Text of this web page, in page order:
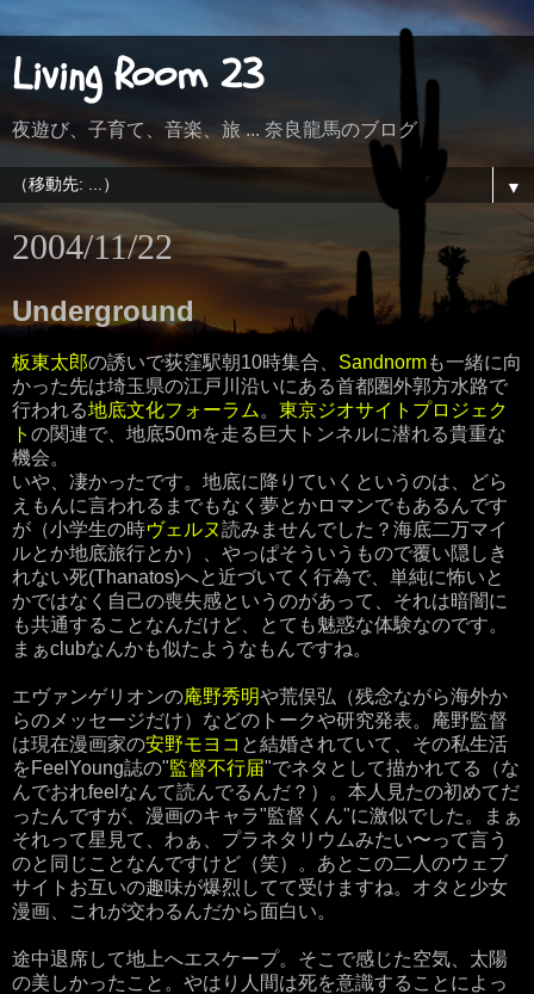
Living Room 23
夜遊び、子育て、音楽、旅 ... 奈良龍馬のブログ
▼
2004/11/22
Underground
板東太郎の誘いで荻窪駅朝10時集合、 Sandnormも一緒に向
かった先は埼玉県の江戸川沿いにある首都圏外郭方水路で
行われる地底文化フォーラム 。 東京ジオサイトプロジェク
ト の関連で、地底50mを走る巨大トンネルに潜れる貴重な
機会。
いや、凄かったです。地底に降りていくというのは、どら
えもんに言われるまでもなく夢とかロマンでもあるんです
が（小学生の時ヴェルヌ読みませんでした？海底二万マイ
ルとか地底旅行とか）、やっぱそういうもので覆い隠しき
れない死(Thanatos)へと近づいてく行為で、単純に怖いと
かではなく自己の喪失感というのがあって、それは暗闇に
も共通することなんだけど、とても魅惑な体験なのです。
まぁclubなんかも似たようなもんですね。
エヴァンゲリオンの庵野秀明や荒俣弘（残念ながら海外か
らのメッセージだけ）などのトークや研究発表。庵野監督
は現在漫画家の安野モヨコ と結婚されていて、その私生活
をFeelYoung誌の"監督不行届"でネタとして描かれてる（な
んでおれfeelなんて読んでるんだ？）。本人見たの初めてだ
ったんですが、漫画のキャラ"監督くん"に激似でした。まぁ
それって星見て、わぁ、プラネタリウムみたい〜って言う
のと同じことなんですけど（笑）。あとこの二人のウェブ
サイトお互いの趣味が爆烈してて受けますね。オタと少女
漫画、これが交わるんだから面白い。
途中退席して地上へエスケープ。そこで感じた空気、太陽
の美しかったこと。やはり人間は死を意識することによっ